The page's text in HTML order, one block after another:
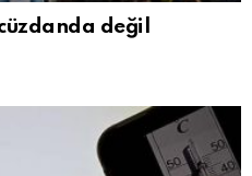
cüzdanda değil